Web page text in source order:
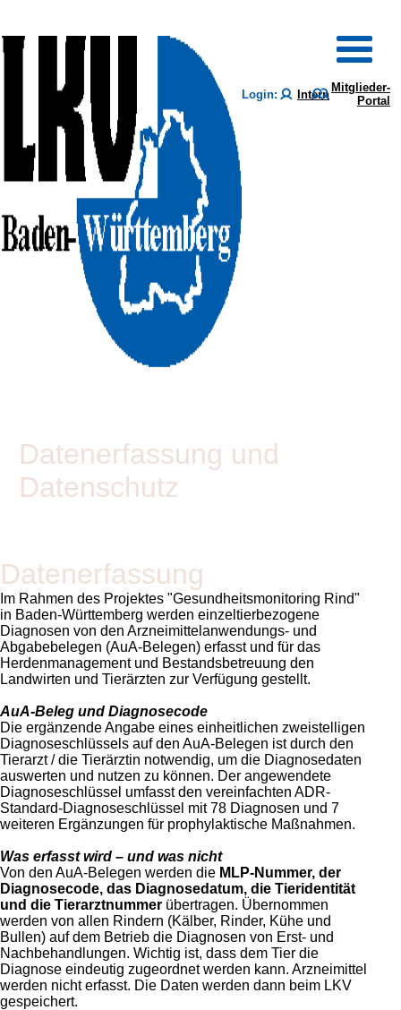
Login: Intern Mitglieder-
Portal
Datenerfassung und
Datenschutz
Datenerfassung
Im Rahmen des Projektes Gesundheitsmonitoring Rind
in Baden-Württemberg werden einzeltierbezogene
Diagnosen von den Arzneimittelanwendungs- und
Abgabebelegen (AuA-Belegen) erfasst und für das
Herdenmanagement und Bestandsbetreuung den
Landwirten und Tierärzten zur Verfügung gestellt.
AuA-Beleg und Diagnosecode
Die ergänzende Angabe eines einheitlichen zweistelligen
Diagnoseschlüssels auf den AuA-Belegen ist durch den
Tierarzt / die Tierärztin notwendig, um die Diagnosedaten
auswerten und nutzen zu können. Der angewendete
Diagnoseschlüssel umfasst den vereinfachten ADR-
Standard-Diagnoseschlüssel mit 78 Diagnosen und 7
weiteren Ergänzungen für prophylaktische Maßnahmen.
Was erfasst wird – und was nicht
Von den AuA-Belegen werden die MLP-Nummer, der
Diagnosecode, das Diagnosedatum, die Tieridentität
und die Tierarztnummer übertragen. Übernommen
werden von allen Rindern (Kälber, Rinder, Kühe und
Bullen) auf dem Betrieb die Diagnosen von Erst- und
Nachbehandlungen. Wichtig ist, dass dem Tier die
Diagnose eindeutig zugeordnet werden kann. Arzneimittel
werden nicht erfasst. Die Daten werden dann beim LKV
gespeichert.